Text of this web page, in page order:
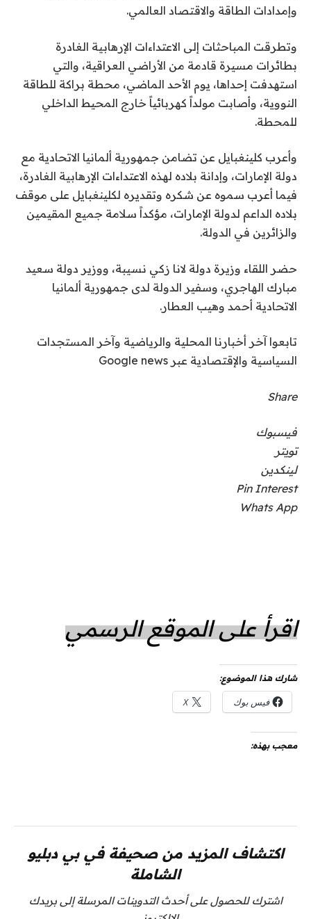
وإمدادات الطاقة والاقتصاد العالمي.
وتطرقت المباحثات إلى الاعتداءات الإرهابية الغادرة
بطائرات مسيرة قادمة من الأراضي العراقية، والتي
استهدفت إحداها، يوم الأحد الماضي، محطة براكة للطاقة
النووية، وأصابت مولداً كهربائياً خارج المحيط الداخلي
للمحطة.
وأعرب كلينغبايل عن تضامن جمهورية ألمانيا الاتحادية مع
دولة الإمارات، وإدانة بلاده لهذه الاعتداءات الإرهابية الغادرة،
فيما أعرب سموه عن شكره وتقديره لكلينغبايل على موقف
بلاده الداعم لدولة الإمارات، مؤكداً سلامة جميع المقيمين
والزائرين في الدولة.
حضر اللقاء وزيرة دولة لانا زكي نسيبة، ووزير دولة سعيد
مبارك الهاجري، وسفير الدولة لدى جمهورية ألمانيا
الاتحادية أحمد وهيب العطار.
تابعوا آخر أخبارنا المحلية والرياضية وآخر المستجدات
السياسية والإقتصادية عبر Google news
Share
فيسبوك
تويتر
لينكدين
Pin Interest
Whats App
اقرأ على الموقع الرسمي
شارك هذا الموضوع:
فيس بوك X
معجب بهذه:
اكتشاف المزيد من صحيفة في بي دبليو
الشاملة
اشترك للحصول على أحدث التدوينات المرسلة إلى بريدك